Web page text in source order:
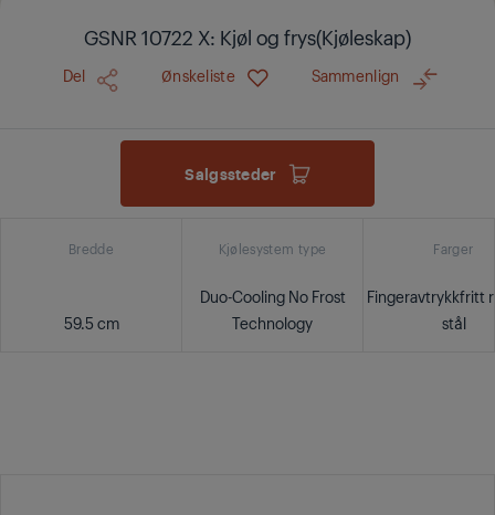
GSNR 10722 X: Kjøl og frys(Kjøleskap)
Del Ønskeliste Sammenlign
Salgssteder
Bredde
59.5 cm
Kjølesystem type
Duo-Cooling No Frost
Technology
Farger
Fingeravtrykkfritt
stål